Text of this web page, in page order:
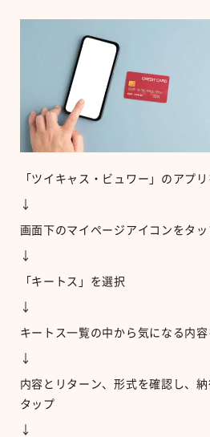
「ツイキャス・ビュワー」のアプ
↓
画面下のマイページアイコンをタッ
↓
「キートス」を選択
↓
キートス一覧の中から気になる内
↓
内容とリターン、形式を確認し、
タップ
↓